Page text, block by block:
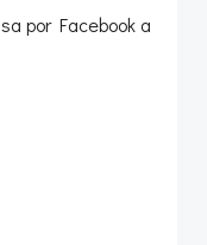
por Facebook a